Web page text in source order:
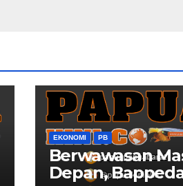
EKONOMI PB
Berwawasan
Depan,